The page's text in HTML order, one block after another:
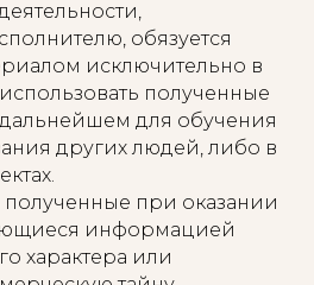
обязуется
исключительно в
полученные
для обучения
других людей, либо в
полученные при оказании
информацией
характера или